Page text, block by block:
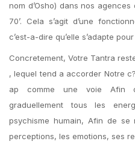
nom d’Osho) dans nos
70’. Cela s’agit d’une
c’est-a-dire qu’elle s’adapte
Concretement, Votre Tantra
, lequel tend a accorder Notre
ap comme une voie Afin
graduellement tous les
psychisme humain, Afin de
perceptions, les emotions, ses